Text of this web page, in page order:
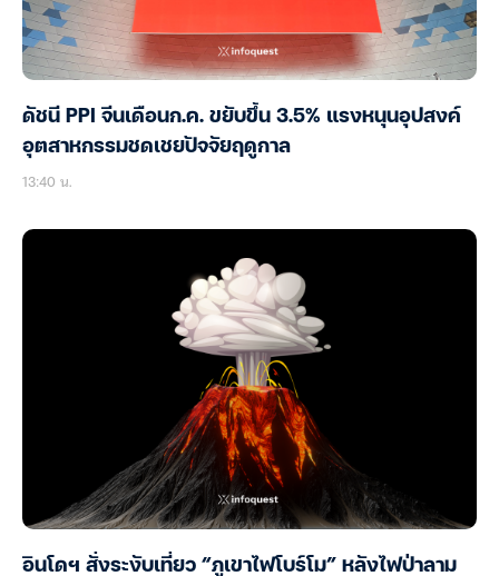
ดัชนี PPI จีนเดือนก.ค. ขยับขึ้น 3.5% แรงหนุนอุปสงค์
อุตสาหกรรมชดเชยปัจจัยฤดูกาล
13:40 น.
อินโดฯ สั่งระงับเที่ยว “ภูเขาไฟโบร์โม” หลังไฟป่าลาม